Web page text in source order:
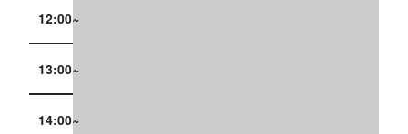
12:00~
13:00~
14:00~